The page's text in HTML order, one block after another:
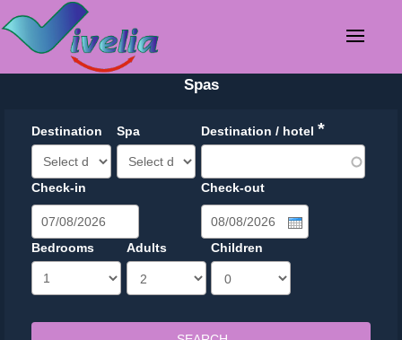
Spas
Destination Spa Destination / hotel *
Check-in
Date
Check-out
Date
Bedrooms Adults Children